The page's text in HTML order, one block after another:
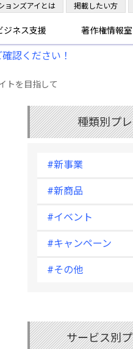
ジネス支援 著作権情報室
ョンズアイとは 掲載したい方
認ください！
トを目指して
種類別プ
#新事業
#新商品
#イベント
#キャンペーン
#その他
サービス別